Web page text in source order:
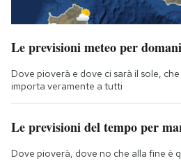
Le previsioni meteo per
Dove pioverà e dove ci sarà il sole,
importa veramente a tutti
Le previsioni del tempo per
Dove pioverà, dove no che alla fine è